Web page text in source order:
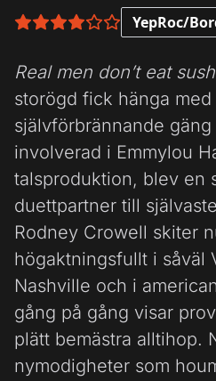
4 av 6 i betyg YepRoc/
Real men don’t eat
storögd fick hänga
självförbrännande
involverad i Emmylou
talsproduktion, blev en
duettpartner till
Rodney Crowell skiter
högaktningsfullt i såväl
Nashville och i
gång på gång visar
plätt bemästra alltihop.
nymodigheter som